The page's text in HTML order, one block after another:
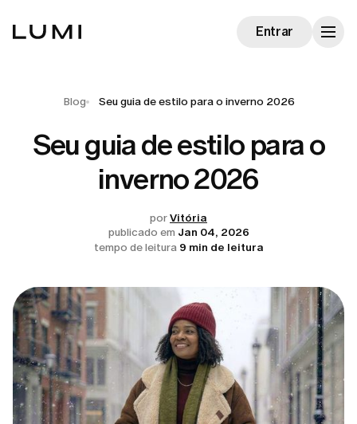
Entrar
Blog Seu guia de estilo para o inverno 2026
Seu guia de estilo para o
inverno 2026
porVitória
publicado em Jan 04, 2026
tempo de leitura 9 min de leitura